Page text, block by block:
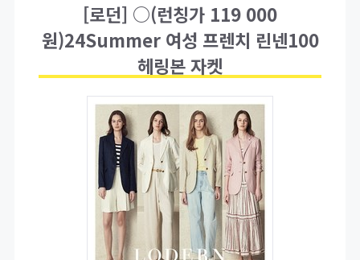
[로던] ○(런칭가 119 000
원)24Summer 여성 프렌치 린넨100
헤링본 자켓